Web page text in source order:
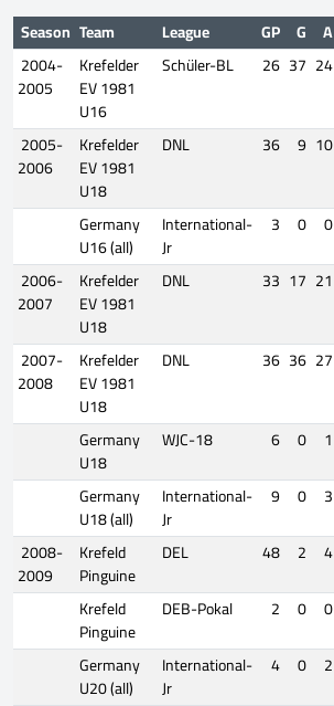
Season Team League GP G A
2004-
2005
Krefelder
EV 1981
U16
Schüler-BL 26 37 24
2005-
2006
Krefelder
EV 1981
U18
DNL 36 9 10
Germany
U16 (all)
International-
Jr
3 0 0
2006-
2007
Krefelder
EV 1981
U18
DNL 33 17 21
2007-
2008
Krefelder
EV 1981
U18
DNL 36 36 27
Germany
U18
WJC-18 6 0 1
Germany
U18 (all)
International-
Jr
9 0 3
2008-
2009
Krefeld
Pinguine
DEL 48 2 4
Krefeld
Pinguine
DEB-Pokal 2 0 0
Germany
U20 (all)
International-
Jr
4 0 2